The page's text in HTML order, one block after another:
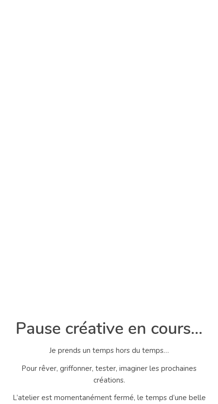
Pause créative en cours…
Je prends un temps hors du temps…
Pour rêver, griffonner, tester, imaginer les prochaines
créations.
L’atelier est momentanément fermé, le temps d’une belle